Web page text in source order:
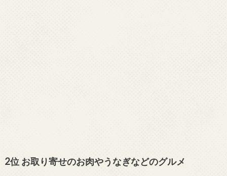
2位 お取り寄せのお肉やうなぎなどのグルメ